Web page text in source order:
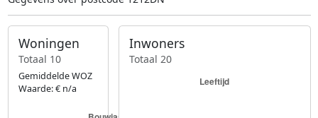
Woningen
Totaal 10
Gemiddelde WOZ
Waarde: € n/a
Inwoners
Totaal 20